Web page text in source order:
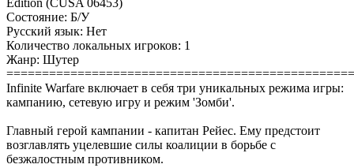
Состояние: Б/У
Русский язык: Нет
Количество локальных игроков: 1
Жанр: Шутер
Infinite Warfare включает в себя три уникальных режима игры:
кампанию, cетевую игру и режим 'Зомби'.
Главный герой кампании - капитан Рейес. Ему предстоит
возглавлять уцелевшие силы коалиции в борьбе с
безжалостным противником.